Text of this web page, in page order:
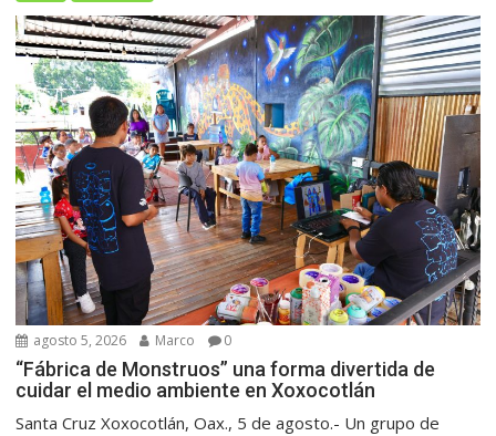
agosto 5, 2026 Marco 0
“Fábrica de Monstruos” una forma divertida de
cuidar el medio ambiente en Xoxocotlán
Santa Cruz Xoxocotlán, Oax., 5 de agosto.- Un grupo de